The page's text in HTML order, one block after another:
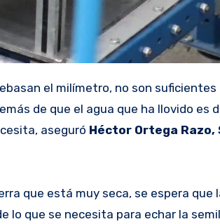
el milímetro, no son suficientes
de que el agua que ha llovido es
aseguró Héctor Ortega
que está muy seca, se espera que
que se necesita para echar la